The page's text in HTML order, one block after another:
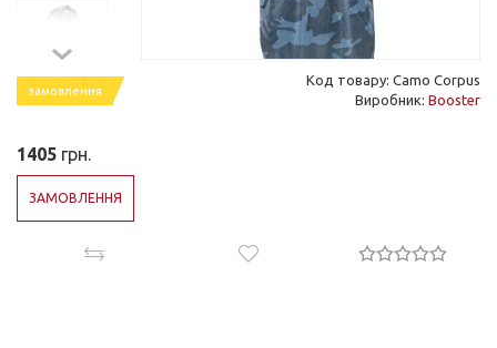
замовлення
Код товару: Camo Corpus
Виробник: Booster
1405 грн.
ЗАМОВЛЕННЯ